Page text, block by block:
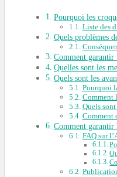
Pourquoi les
Liste des
Quels problèmes
Comment garantir
Quelles sont les
Quels sont les
Pourquoi
Comment
Quels
Comment
Comment garantir
FAQ sur